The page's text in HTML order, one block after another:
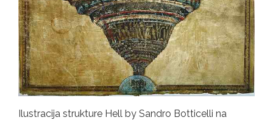
Ilustracija strukture Hell by Sandro Botticelli na